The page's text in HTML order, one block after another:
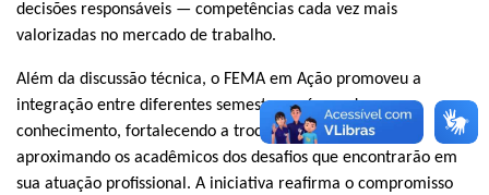
decisões responsáveis — competências cada vez mais
valorizadas no mercado de trabalho.
Além da discussão técnica, o FEMA em Ação promoveu a
integração entre diferentes semestres e áreas do
conhecimento, fortalecendo a troca de experiências e
aproximando os acadêmicos dos desafios que encontrarão em
sua atuação profissional. A iniciativa reafirma o compromisso